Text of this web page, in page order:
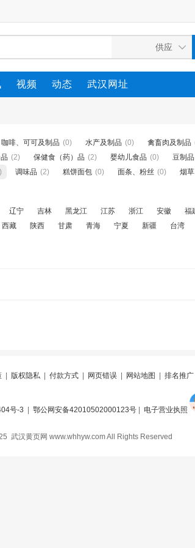
视频 动态 武汉网址
咖啡、可可及制品 (0) 水产及制品 (0) 禽畜肉及制品
(2) 保健食（药）品 (2) 婴幼儿食品 (0) 豆制品
调味品 (2) 糕饼面包 (0) 面条、粉丝 (0) 烟草
辽宁 吉林 黑龙江 江苏 浙江 安徽 福
西藏 陕西 甘肃 青海 宁夏 新疆 台湾
| 版权隐私| 付款方式| 网页错误| 网站地图 排名推广
号-3 鄂公网安备42010502000123号| 电子营业执照
武汉黄页网 www.whhyw.com All Rights Reserved